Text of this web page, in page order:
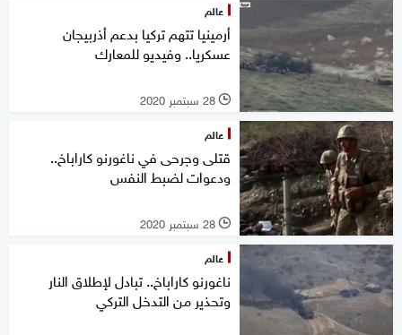
عالم
أرمينيا تتهم تركيا بدعم أذربيجان
عسكريا.. وفيديو للمعارك
l 28 سبتمبر 2020
عالم
قتلى وجرحى في ناغورنو كاراباخ..
ودعوات لضبط النفس
l 28 سبتمبر 2020
عالم
ناغورنو كاراباخ.. تبادل لإطلاق النار
وتحذير من التدخل التركي